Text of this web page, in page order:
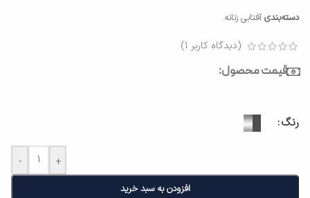
دسته‌بندی آفتابی زنانه
(دیدگاه کاربر 1
)
قیمت محصول:
رنگ
- +
افزودن به سبد خرید